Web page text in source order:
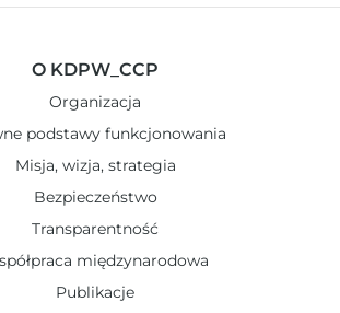
O KDPW_CCP
Organizacja
podstawy funkcjonowania
Misja, wizja, strategia
Bezpieczeństwo
Transparentność
międzynarodowa
Publikacje